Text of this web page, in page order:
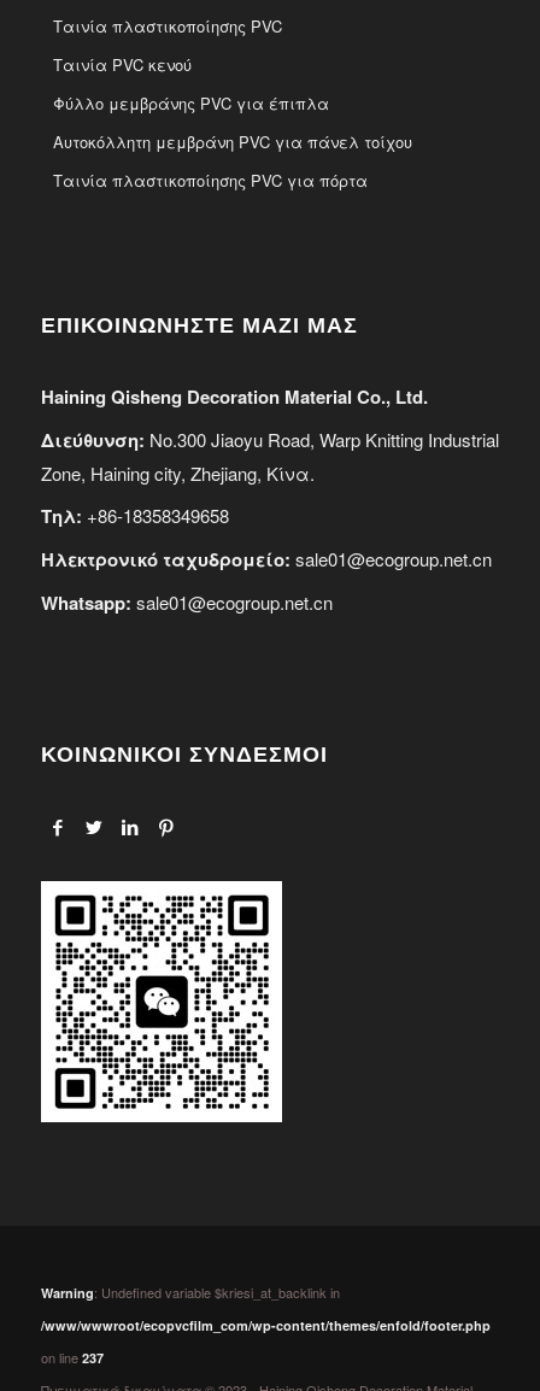
Ταινία πλαστικοποίησης PVC
Ταινία PVC κενού
Φύλλο μεμβράνης PVC για έπιπλα
Αυτοκόλλητη μεμβράνη PVC για πάνελ τοίχου
Ταινία πλαστικοποίησης PVC για πόρτα
ΕΠΙΚΟΙΝΩΝΗΣΤΕ ΜΑΖΙ ΜΑΣ
Haining Qisheng Decoration Material Co., Ltd.
Διεύθυνση: No.300 Jiaoyu Road, Warp Knitting Industrial
Zone, Haining city, Zhejiang, Κίνα.
Τηλ: +86-18358349658
Ηλεκτρονικό ταχυδρομείο: sale01@ecogroup.net.cn
Whatsapp: sale01@ecogroup.net.cn
ΚΟΙΝΩΝΙΚΟΙ ΣΥΝΔΕΣΜΟΙ
Warning: Undefined variable $kriesi_at_backlink in
/www/wwwroot/ecopvcfilm_com/wp-content/themes/enfold/footer.php
on line 237